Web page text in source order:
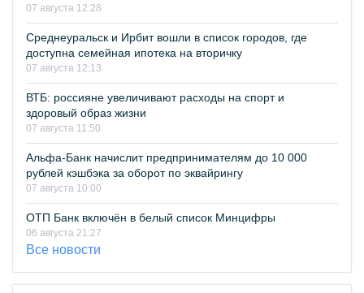
07 августа 12:28
Среднеуральск и Ирбит вошли в список городов, где
доступна семейная ипотека на вторичку
07 августа 12:13
ВТБ: россияне увеличивают расходы на спорт и
здоровый образ жизни
07 августа 11:50
Альфа-Банк начислит предпринимателям до 10 000
рублей кэшбэка за оборот по эквайрингу
07 августа 10:00
ОТП Банк включён в белый список Минцифры
06 августа 21:27
Все новости